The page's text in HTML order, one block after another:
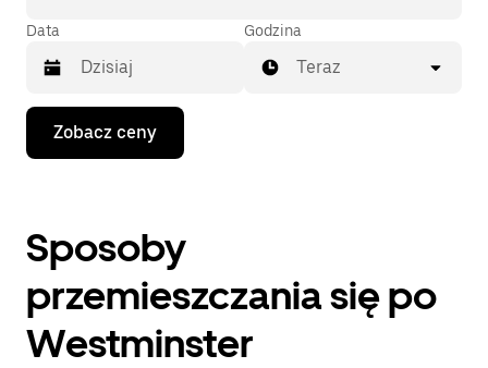
Data
Naciśnij
klawisz
strzałki
do
kalendarza
datę.
Naciśnij
klawisz
„Escape”,
Godzina
Teraz
Zobacz ceny
Sposoby
przemieszczania się po
Westminster